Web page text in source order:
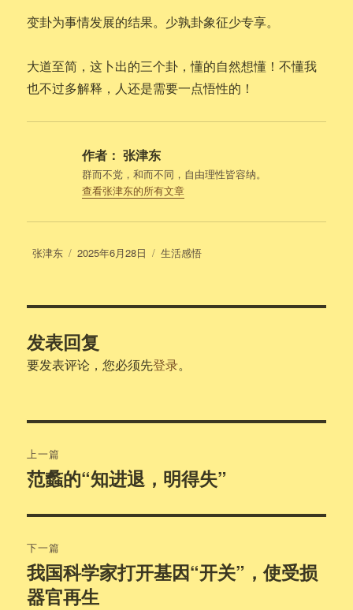
变卦为事情发展的结果。少孰卦象征少专享。
大道至简，这卜出的三个卦，懂的自然想懂！不懂我
也不过多解释，人还是需要一点悟性的！
作者： 张津东
群而不党，和而不同，自由理性皆容纳。
查看张津东的所有文章
作
张津东
发
2025年6月28日
分
生活感悟
发表回复
要发表评论，您必须先登录。
章
航
上一篇
上
文
章：
范蠡的“知进退，明得失”
下一篇
下
篇
我国科学家打开基因“开关”，使受损
器官再生